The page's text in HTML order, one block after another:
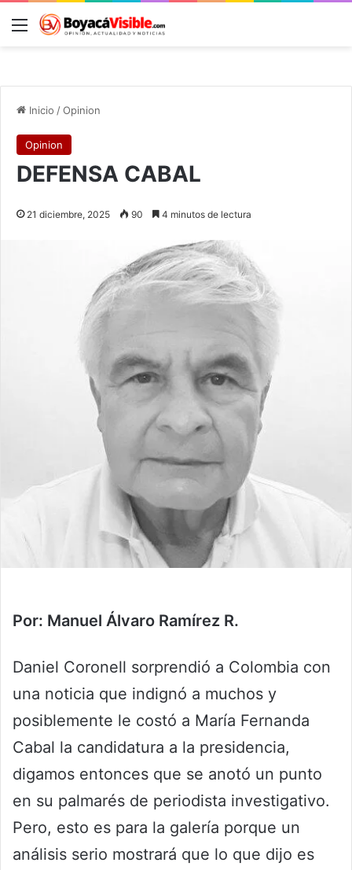
Menú
Inicio /Opinion
Opinion
DEFENSA CABAL
21 diciembre, 2025 90 4 minutos de lectura
Por: Manuel Álvaro Ramírez R.
Daniel Coronell sorprendió a Colombia con
una noticia que indignó a muchos y
posiblemente le costó a María Fernanda
Cabal la candidatura a la presidencia,
digamos entonces que se anotó un punto
en su palmarés de periodista investigativo.
Pero, esto es para la galería porque un
análisis serio mostrará que lo que dijo es